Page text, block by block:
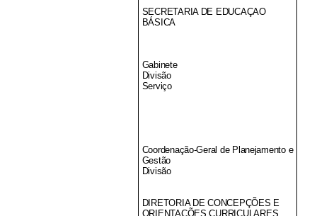
SECRETARIA DE EDUCAÇAO
BÁSICA
Gabinete
Divisão
Serviço
Coordenação-Geral de Planejamento e
Gestão
Divisão
DIRETORIA DE CONCEPÇÕES E
ORIENTAÇÕES CURRICULARES